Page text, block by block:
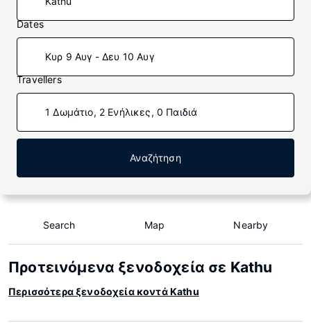
Dates
Κυρ 9 Αυγ - Δευ 10 Αυγ
Travellers
1 Δωμάτιο, 2 Ενήλικες, 0 Παιδιά
Αναζήτηση
Search Map Nearby
Προτεινόμενα ξενοδοχεία σε Kathu
Περισσότερα ξενοδοχεία κοντά Kathu